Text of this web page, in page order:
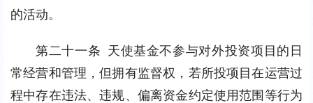
的活动。
第二十一条 天使基金不参与对外投资项目的日
常经营和管理，但拥有监督权，若所投项目在运营过
程中存在违法、违规、偏离资金约定使用范围等行为